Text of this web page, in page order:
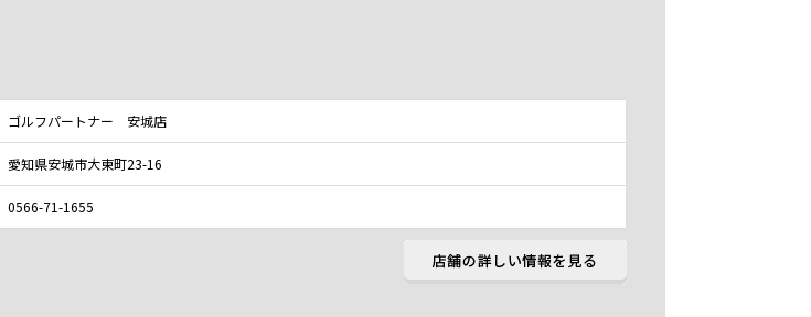
ゴルフパートナー 安城店
愛知県安城市大東町23-16
0566-71-1655